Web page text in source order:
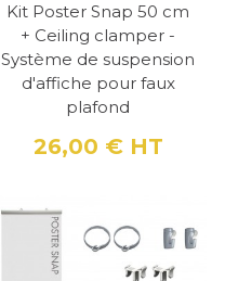
Kit Poster Snap 50 cm
+ Ceiling clamper -
Système de suspension
d'affiche pour faux
plafond
Prix
26,00 € HT